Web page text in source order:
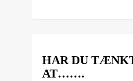
HAR DU
AT…….